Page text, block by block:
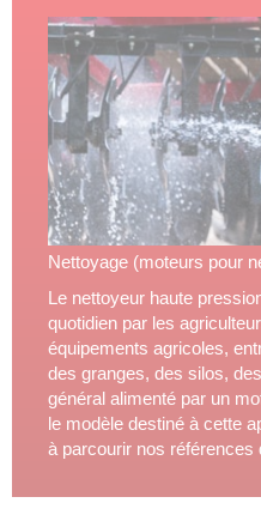
Nettoyage (moteurs pour
Le nettoyeur haute
quotidien par les
équipements agricoles,
des granges, des silos,
général alimenté par un
le modèle destiné à cette
à parcourir nos références